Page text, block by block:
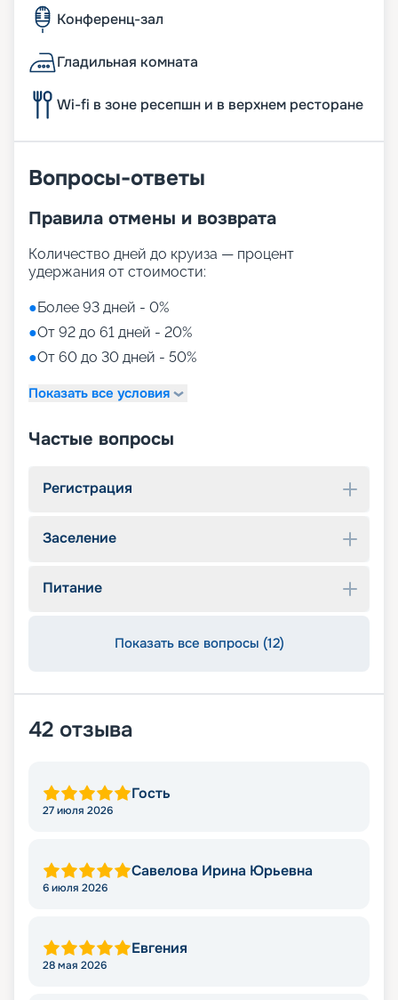
Конференц-зал
Гладильная комната
Wi-fi в зоне ресепшн и в верхнем ресторане
Вопросы-ответы
Правила отмены и возврата
Количество дней до круиза — процент
удержания от стоимости:
●Более 93 дней - 0%
●От 92 до 61 дней - 20%
●От 60 до 30 дней - 50%
Показать все условия
Частые вопросы
Регистрация
Заселение
Питание
Показать все вопросы (12)
42 отзыва
Гость
27 июля 2026
Савелова Ирина Юрьевна
6 июля 2026
Евгения
28 мая 2026